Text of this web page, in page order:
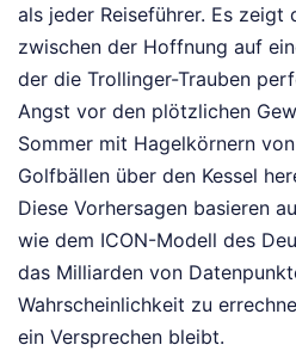
als jeder Reiseführer. Es zeigt
zwischen der Hoffnung auf
der die Trollinger-Trauben
Angst vor den plötzlichen
Sommer mit Hagelkörnern
Golfbällen über den Kessel
Diese Vorhersagen basieren
wie dem ICON-Modell des
das Milliarden von
Wahrscheinlichkeit zu
ein Versprechen bleibt.